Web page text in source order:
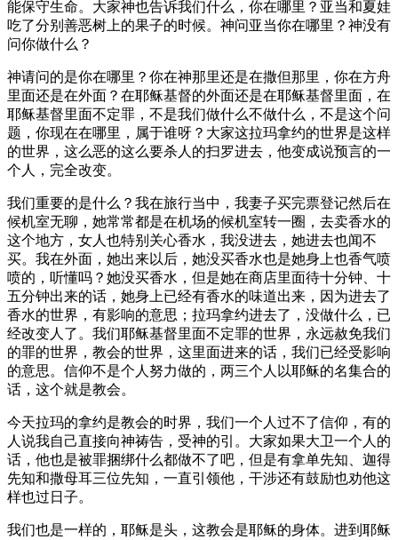
能保守生命。大家神也告诉我们什么，你在哪里？亚当和夏娃
吃了分别善恶树上的果子的时候。神问亚当你在哪里？神没有
问你做什么？
神请问的是你在哪里？你在神那里还是在撒但那里，你在方舟
里面还是在外面？在耶稣基督的外面还是在耶稣基督里面，在
耶稣基督里面不定罪，不是我们做什么不做什么，不是这个问
题，你现在在哪里，属于谁呀？大家这拉玛拿约的世界是这样
的世界，这么恶的这么要杀人的扫罗进去，他变成说预言的一
个人，完全改变。
我们重要的是什么？我在旅行当中，我妻子买完票登记然后在
候机室无聊，她常常都是在机场的候机室转一圈，去卖香水的
这个地方，女人也特别关心香水，我没进去，她进去也闻不
买。我在外面，她出来以后，她没买香水也是她身上也香气喷
喷的，听懂吗？她没买香水，但是她在商店里面待十分钟、十
五分钟出来的话，她身上已经有香水的味道出来，因为进去了
香水的世界，有影响的意思；拉玛拿约进去了，没做什么，已
经改变人了。我们耶稣基督里面不定罪的世界，永远赦免我们
的罪的世界，教会的世界，这里面进来的话，我们已经受影响
的意思。信仰不是个人努力做的，两三个人以耶稣的名集合的
话，这个就是教会。
今天拉玛的拿约是教会的时界，我们一个人过不了信仰，有的
人说我自己直接向神祷告，受神的引。大家如果大卫一个人的
话，他也是被罪捆绑什么都做不了吧，但是有拿单先知、迦得
先知和撒母耳三位先知，一直引领他，干涉还有鼓励也劝他这
样也过日子。
我们也是一样的，耶稣是头，这教会是耶稣的身体。进到耶稣